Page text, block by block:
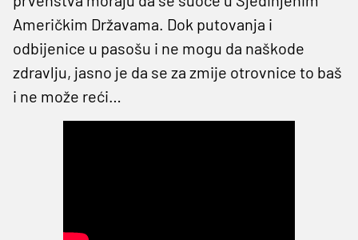
Američkim Državama. Dok putovanja i
odbijenice u pasošu i ne mogu da naškode
zdravlju, jasno je da se za zmije otrovnice to baš
i ne može reći…